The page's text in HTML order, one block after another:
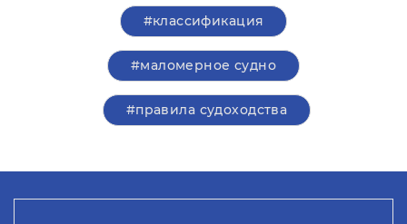
#классификация
#маломерное судно
#правила судоходства